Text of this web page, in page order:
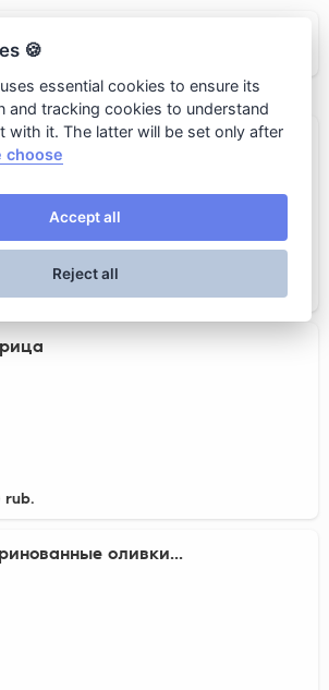
еж
rub.
оливки...
🍪
essential cookies to ensure its
and tracking cookies to understand
with it. The latter will be set only after
choose
Accept all
Reject all